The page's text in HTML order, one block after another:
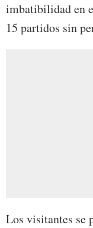
imbatibilidad en
15 partidos sin
Los visitantes se